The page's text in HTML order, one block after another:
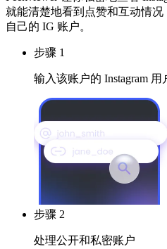
就能清楚地看到点赞和互动情
自己的 IG 账户。
步骤 1
输入该账户的 Instagram 用
步骤 2
处理公开和私密账户